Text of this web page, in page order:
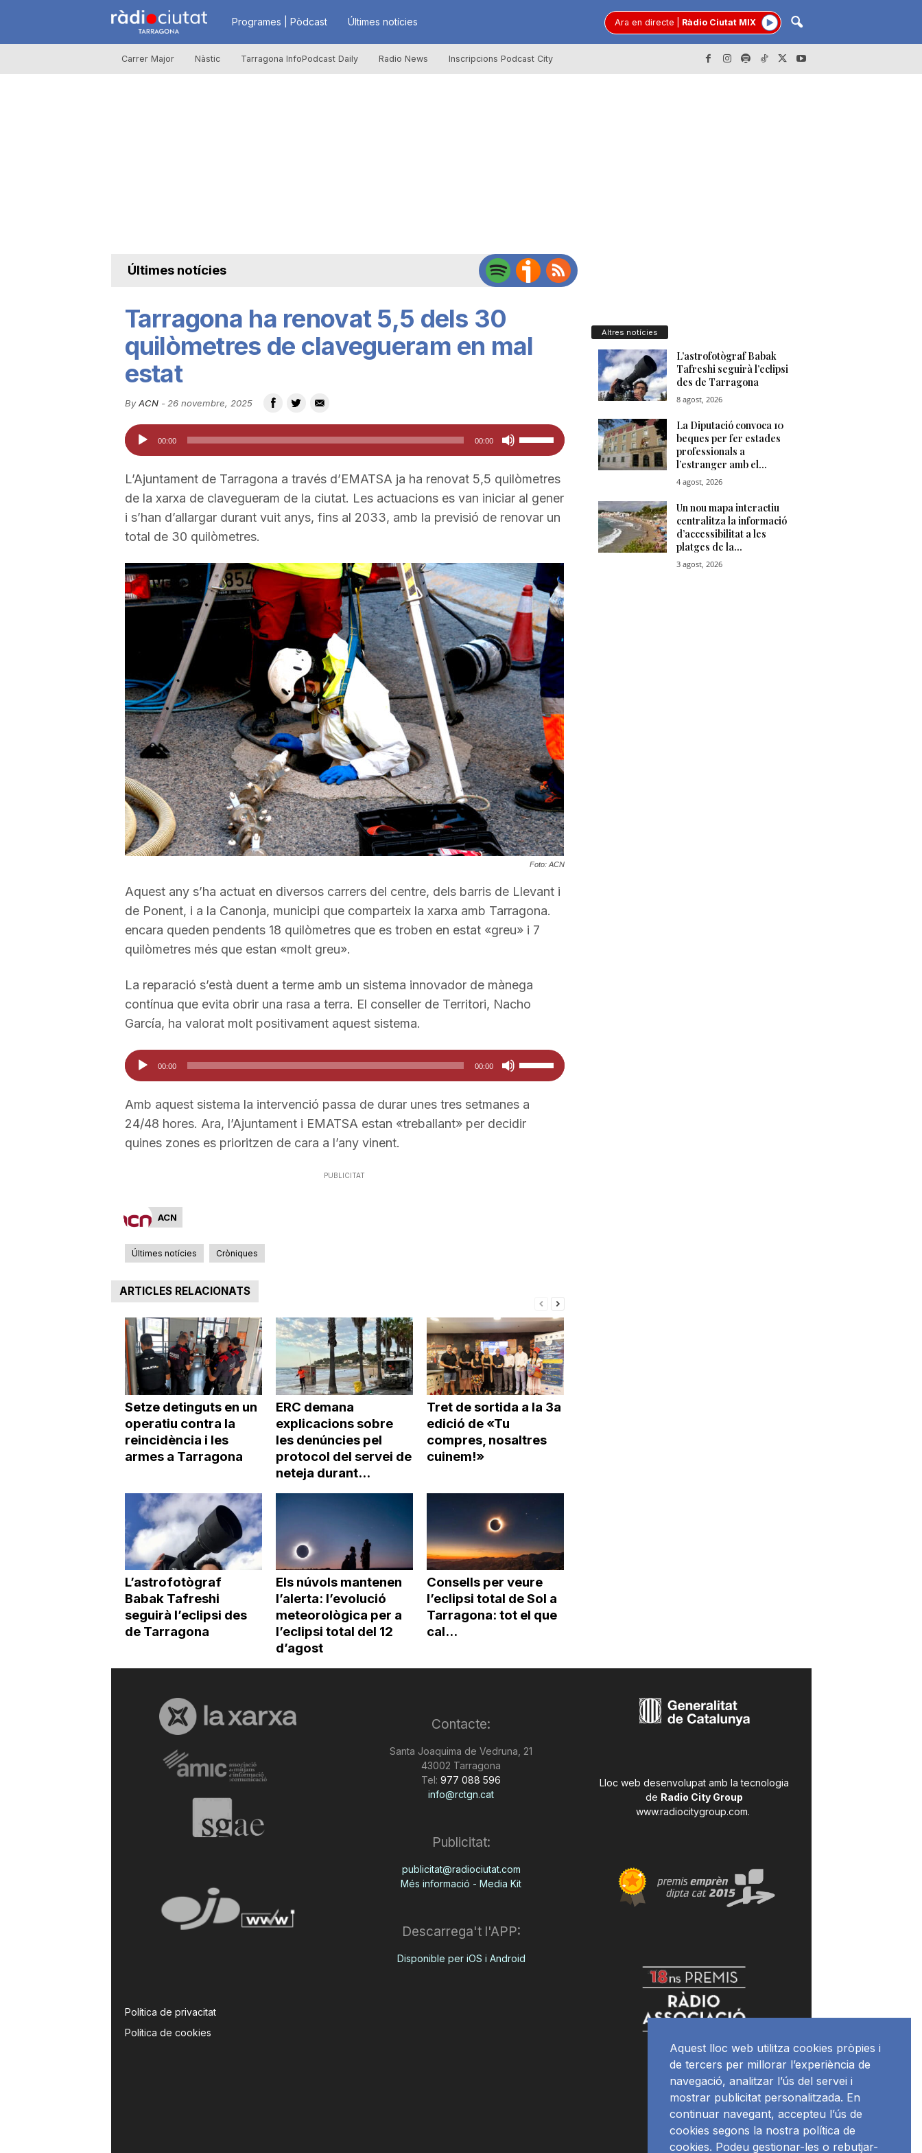
R
à
u
d
T
r
a
g
o
n
a
Programes | Pòdcast Últimes notícies Ara en directe Ràdio Ciutat MIX
Carrer Major Nàstic Tarragona InfoPodcast Daily Radio News Inscripcions Podcast City
Últimes notícies
Tarragona ha renovat 5,5 dels 30
quilòmetres de clavegueram en mal
estat
By ACN- 26 novembre, 2025
Reproductor
d'àudio
00:00 00:00
Feu
servir
les
tecles
de
amunt/cap
avall
per
a
incrementar
o
disminuir
el
volum.
L’Ajuntament de Tarragona a través d’EMATSA ja ha renovat 5,5 quilòmetres
de la xarxa de clavegueram de la ciutat. Les actuacions es van iniciar al gener
i s’han d’allargar durant vuit anys, fins al 2033, amb la previsió de renovar un
total de 30 quilòmetres.
Foto: ACN
Aquest any s’ha actuat en diversos carrers del centre, dels barris de Llevant i
de Ponent, i a la Canonja, municipi que comparteix la xarxa amb Tarragona.
encara queden pendents 18 quilòmetres que es troben en estat «greu» i 7
quilòmetres més que estan «molt greu».
La reparació s’està duent a terme amb un sistema innovador de mànega
contínua que evita obrir una rasa a terra. El conseller de Territori, Nacho
García, ha valorat molt positivament aquest sistema.
Reproductor
d'àudio
00:00 00:00
Feu
servir
les
tecles
disminuir
el
volum.
Amb aquest sistema la intervenció passa de durar unes tres setmanes a
24/48 hores. Ara, l’Ajuntament i EMATSA estan «treballant» per decidir
quines zones es prioritzen de cara a l’any vinent.
PUBLICITAT
ACN
Últimes notícies Cròniques
ARTICLES RELACIONATS
Setze detinguts en un
operatiu contra la
reincidència i les
armes a Tarragona
ERC demana
explicacions sobre
les denúncies pel
protocol del servei de
neteja durant...
Tret de sortida a la 3a
edició de «Tu
compres, nosaltres
cuinem!»
L’astrofotògraf
Babak Tafreshi
seguirà l’eclipsi des
de Tarragona
Els núvols mantenen
l’alerta: l’evolució
meteorològica per a
l’eclipsi total del 12
d’agost
Consells per veure
l’eclipsi total de Sol a
Tarragona: tot el que
cal...
Altres notícies
Política de privacitat
Política de cookies
Contacte:
Santa Joaquima de Vedruna, 21
43002 Tarragona
Tel: 977 088 596
info@rctgn.cat
Publicitat:
publicitat@radiociutat.com
Més informació - Media Kit
Descarrega't l'APP:
Disponible per iOS i Android
Lloc web desenvolupat amb la tecnologia
de Radio City Group
www.radiocitygroup.com.
Aquest lloc web utilitza cookies pròpies i
de tercers per millorar l’experiència de
navegació, analitzar l’ús del servei i
mostrar publicitat personalitzada. En
continuar navegant, accepteu l’ús de
cookies segons la nostra política de
cookies. Podeu gestionar-les o rebutjar-